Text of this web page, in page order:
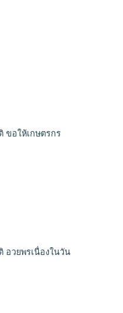
ขอให้เกษตรกร
อวยพรเนื่องในวัน